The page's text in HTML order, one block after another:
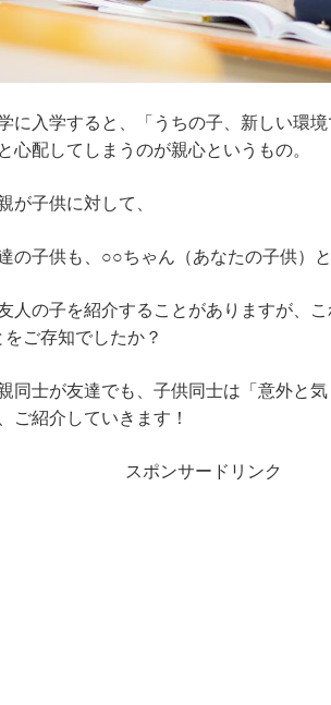
に入学すると、「うちの子、新しい環
心配してしまうのが親心というもの。
が子供に対して、
の子供も、○○ちゃん（あなたの子供）
人の子を紹介することがありますが、
ご存知でしたか？
同士が友達でも、子供同士は「意外と
ご紹介していきます！
スポンサードリンク